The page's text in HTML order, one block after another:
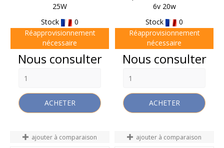
25W
Stock
0
Réapprovisionnement
nécessaire
Prix
Nous consulter
ACHETER
6v 20w
Stock
0
Réapprovisionnement
nécessaire
Prix
Nous consulter
ACHETER
ajouter à comparaison ajouter à comparaison